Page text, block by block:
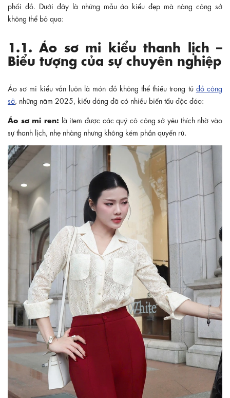
phối đồ. Dưới đây là những mẫu áo kiểu đẹp mà nàng công sở
không thể bỏ qua:
1.1. Áo sơ mi kiểu thanh lịch –
Biểu tượng của sự chuyên nghiệp
Áo sơ mi kiểu vẫn luôn là món đồ không thể thiếu trong tủ đồ công
sở , những năm 2025, kiểu dáng đã có nhiều biến tấu độc đáo:
Áo sơ mi ren: là item được các quý cô công sở yêu thích nhờ vào
sự thanh lịch, nhẹ nhàng nhưng không kém phần quyến rũ.